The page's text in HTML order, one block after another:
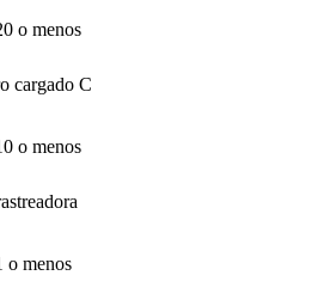
o menos
cargado C
o menos
o menos